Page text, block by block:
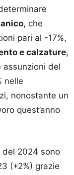
, che
pari al -17%,
e calzature,
del
nelle
nonostante un
quest’anno
del 2024 sono
(+2%) grazie